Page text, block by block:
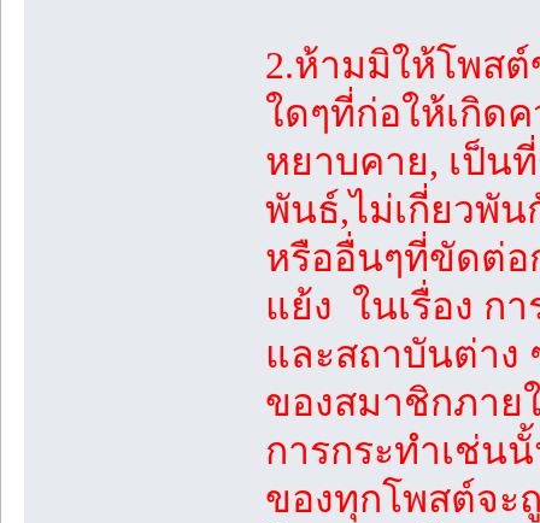
2.ห้ามมิให้โพส
ใดๆที่ก่อให้เกิด
หยาบคาย, เป็น
พันธ์,ไม่เกี่ยวพั
หรืออื่นๆที่ขัดต่อ
แย้ง ในเรื่อง ก
และสถาบันต่าง
ของสมาชิกภาย
การกระทำเช่น
ของทุกโพสต์จะ